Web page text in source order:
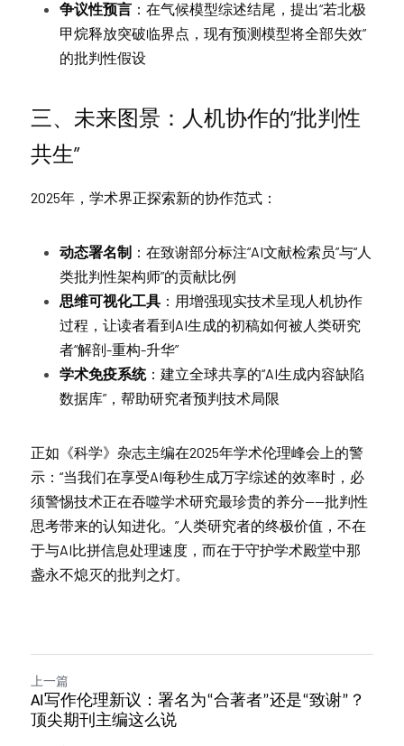
争议性预言 ：在气候模型综述结尾，提出“若北极
甲烷释放突破临界点，现有预测模型将全部失效”
的批判性假设
三、未来图景：人机协作的“批判性
共生”
2025年，学术界正探索新的协作范式：
动态署名制 ：在致谢部分标注“AI文献检索员”与“人
类批判性架构师”的贡献比例
思维可视化工具 ：用增强现实技术呈现人机协作
过程，让读者看到AI生成的初稿如何被人类研究
者“解剖-重构-升华”
学术免疫系统：建立全球共享的“AI生成内容缺陷
数据库”，帮助研究者预判技术局限
正如《科学》杂志主编在2025年学术伦理峰会上的警
示：“当我们在享受AI每秒生成万字综述的效率时，必
须警惕技术正在吞噬学术研究最珍贵的养分——批判性
思考带来的认知进化。”人类研究者的终极价值，不在
于与AI比拼信息处理速度，而在于守护学术殿堂中那
盏永不熄灭的批判之灯。
上一篇
AI写作伦理新议：署名为“合著者”还是“致谢”？
顶尖期刊主编这么说